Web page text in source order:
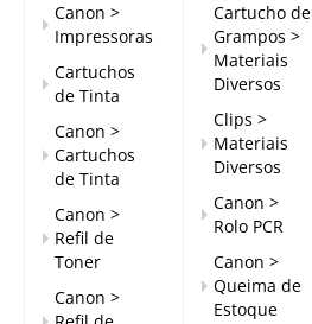
Canon >
Impressoras
Cartuchos
de Tinta
Canon >
Cartuchos
de Tinta
Canon >
Refil de
Toner
Canon >
Cartucho de
Grampos >
Materiais
Diversos
Clips >
Materiais
Diversos
Canon >
Rolo PCR
Canon >
Queima de
Estoque